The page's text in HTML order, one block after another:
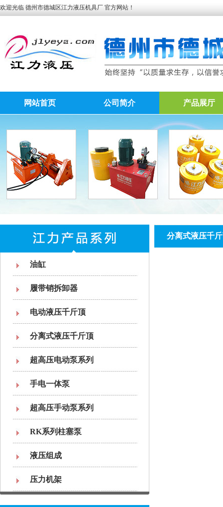
欢迎光临 德州市德城区江力液压机具厂 官方网站！
网站首页 公司简介 产品展厅
油缸
履带销拆卸器
电动液压千斤顶
分离式液压千斤顶
超高压电动泵系列
手电一体泵
超高压手动泵系列
RK系列柱塞泵
液压组成
压力机架
分离式液压千